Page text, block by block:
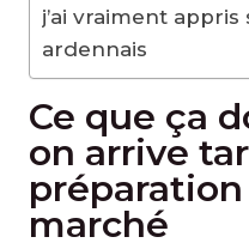
j’ai vraiment
ardennais
Ce que ça
on arrive
marché